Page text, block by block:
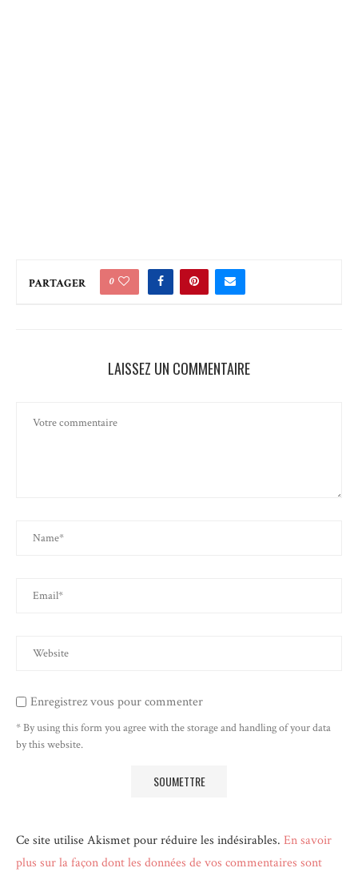
PARTAGER 0
LAISSEZ UN COMMENTAIRE
Enregistrez vous pour commenter
* By using this form you agree with the storage and handling of your data
by this website.
Ce site utilise Akismet pour réduire les indésirables. En savoir
plus sur la façon dont les données de vos commentaires sont